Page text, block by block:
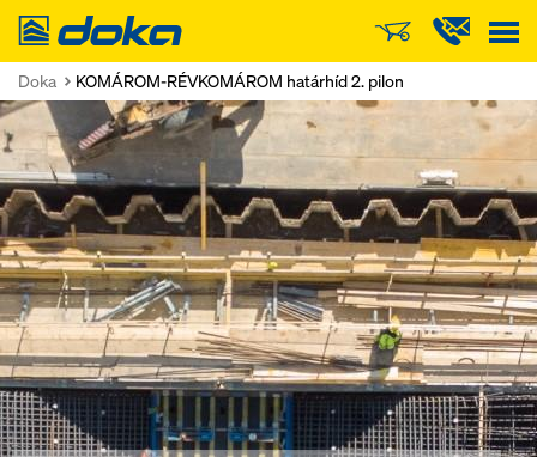
Doka
Doka KOMÁROM-RÉVKOMÁROM határhíd 2. pilon